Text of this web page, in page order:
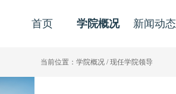
首页 学院概况 新闻动态
当前位置： 学院概况 /现任学院领导